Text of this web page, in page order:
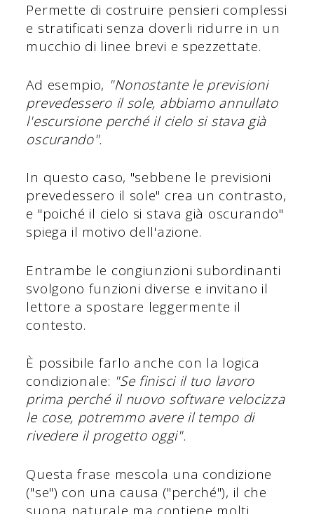
Permette di costruire pensieri complessi
e stratificati senza doverli ridurre in un
mucchio di linee brevi e spezzettate.
Ad esempio, "Nonostante le previsioni
prevedessero il sole, abbiamo annullato
l'escursione perché il cielo si stava già
oscurando".
In questo caso, "sebbene le previsioni
prevedessero il sole" crea un contrasto,
e "poiché il cielo si stava già oscurando"
spiega il motivo dell'azione.
Entrambe le congiunzioni subordinanti
svolgono funzioni diverse e invitano il
lettore a spostare leggermente il
contesto.
È possibile farlo anche con la logica
condizionale: "Se finisci il tuo lavoro
prima perché il nuovo software velocizza
le cose, potremmo avere il tempo di
rivedere il progetto oggi".
Questa frase mescola una condizione
("se") con una causa ("perché"), il che